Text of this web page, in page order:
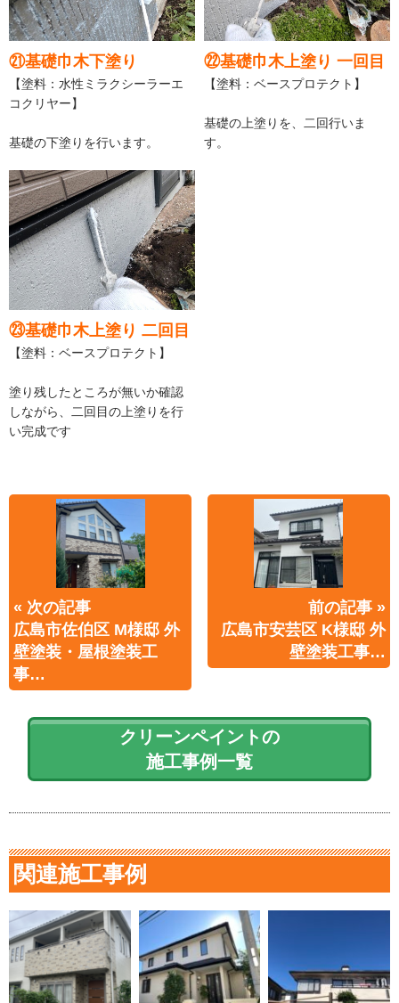
㉑基礎巾木下塗り
【塗料：水性ミラクシーラーエ
コクリヤー】
基礎の下塗りを行います。
㉒基礎巾木上塗り 一回目
【塗料：ベースプロテクト】
基礎の上塗りを、二回行いま
す。
㉓基礎巾木上塗り 二回目
【塗料：ベースプロテクト】
塗り残したところが無いか確認
しながら、二回目の上塗りを行
い完成です
« 次の記事
広島市佐伯区 M様邸 外
壁塗装・屋根塗装工
事…
前の記事 »
広島市安芸区 K様邸 外
壁塗装工事…
クリーンペイントの
施工事例一覧
関連施工事例